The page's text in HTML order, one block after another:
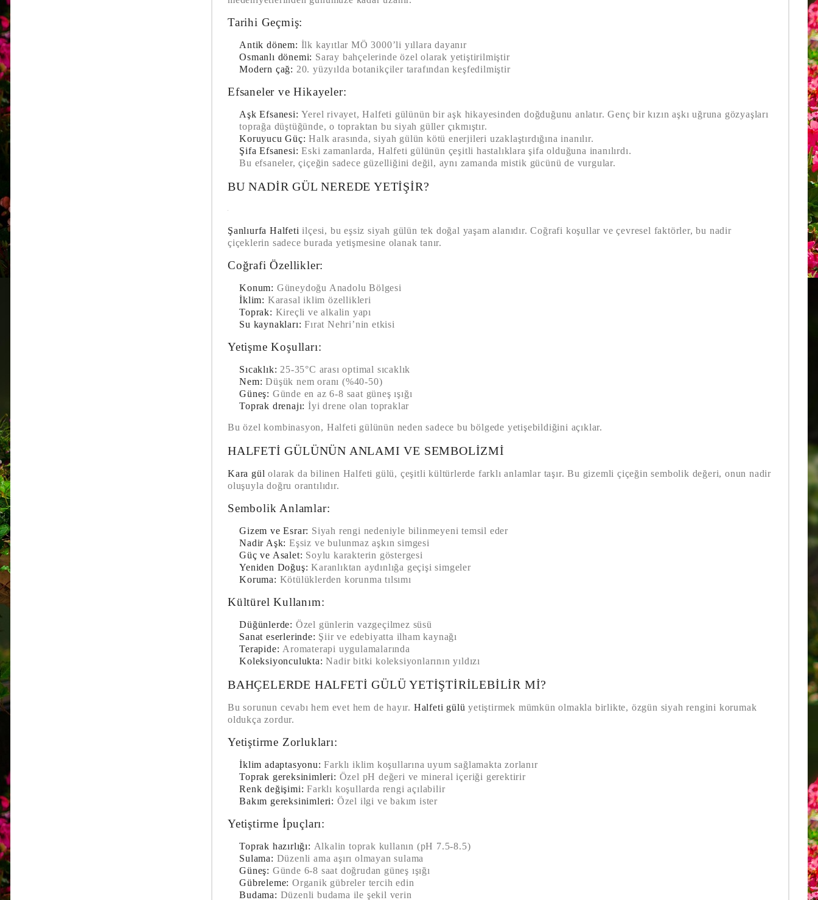
Tarihi Geçmiş:
Antik dönem: İlk kayıtlar MÖ 3000’li yıllara dayanır
Osmanlı dönemi: Saray bahçelerinde özel olarak yetiştirilmiştir
Modern çağ: 20. yüzyılda botanikçiler tarafından keşfedilmiştir
Efsaneler ve Hikayeler:
Aşk Efsanesi: Yerel rivayet, Halfeti gülünün bir aşk hikayesinden doğduğunu anlatır. Genç bir kızın aşkı uğruna gözyaşları
toprağa düştüğünde, o topraktan bu siyah güller çıkmıştır.
Koruyucu Güç: Halk arasında, siyah gülün kötü enerjileri uzaklaştırdığına inanılır.
Şifa Efsanesi: Eski zamanlarda, Halfeti gülünün çeşitli hastalıklara şifa olduğuna inanılırdı.
Bu efsaneler, çiçeğin sadece güzelliğini değil, aynı zamanda mistik gücünü de vurgular.
BU NADIR GÜL NEREDE YETIŞIR?
Şanlıurfa Halfeti ilçesi, bu eşsiz siyah gülün tek doğal yaşam alanıdır. Coğrafi koşullar ve çevresel faktörler, bu nadir
çiçeklerin sadece burada yetişmesine olanak tanır.
Coğrafi Özellikler:
Konum: Güneydoğu Anadolu Bölgesi
İklim: Karasal iklim özellikleri
Toprak: Kireçli ve alkalin yapı
Su kaynakları: Fırat Nehri’nin etkisi
Yetişme Koşulları:
Sıcaklık: 25-35°C arası optimal sıcaklık
Nem: Düşük nem oranı (%40-50)
Güneş: Günde en az 6-8 saat güneş ışığı
Toprak drenajı: İyi drene olan topraklar
Bu özel kombinasyon, Halfeti gülünün neden sadece bu bölgede yetişebildiğini açıklar.
HALFETI GÜLÜNÜN ANLAMI VE SEMBOLIZMI
Kara gül olarak da bilinen Halfeti gülü, çeşitli kültürlerde farklı anlamlar taşır. Bu gizemli çiçeğin sembolik değeri, onun nadir
oluşuyla doğru orantılıdır.
Sembolik Anlamlar:
Gizem ve Esrar: Siyah rengi nedeniyle bilinmeyeni temsil eder
Nadir Aşk: Eşsiz ve bulunmaz aşkın simgesi
Güç ve Asalet: Soylu karakterin göstergesi
Yeniden Doğuş: Karanlıktan aydınlığa geçişi simgeler
Koruma: Kötülüklerden korunma tılsımı
Kültürel Kullanım:
Düğünlerde: Özel günlerin vazgeçilmez süsü
Sanat eserlerinde: Şiir ve edebiyatta ilham kaynağı
Terapide: Aromaterapi uygulamalarında
Koleksiyonculukta: Nadir bitki koleksiyonlarının yıldızı
BAHÇELERDE HALFETI GÜLÜ YETIŞTIRILEBILIR MI?
Bu sorunun cevabı hem evet hem de hayır. Halfeti gülü yetiştirmek mümkün olmakla birlikte, özgün siyah rengini korumak
oldukça zordur.
Yetiştirme Zorlukları:
İklim adaptasyonu: Farklı iklim koşullarına uyum sağlamakta zorlanır
Toprak gereksinimleri: Özel pH değeri ve mineral içeriği gerektirir
Renk değişimi: Farklı koşullarda rengi açılabilir
Bakım gereksinimleri: Özel ilgi ve bakım ister
Yetiştirme İpuçları:
Toprak hazırlığı: Alkalin toprak kullanın (pH 7.5-8.5)
Sulama: Düzenli ama aşırı olmayan sulama
Güneş: Günde 6-8 saat doğrudan güneş ışığı
Gübreleme: Organik gübreler tercih edin
Budama: Düzenli budama ile şekil verin